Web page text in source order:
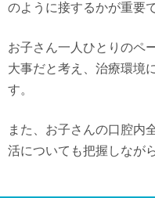
のように接するかが重要
お子さん一人ひとりのペ
大事だと考え、治療環境
す。
また、お子さんの口腔内
活についても把握しなが